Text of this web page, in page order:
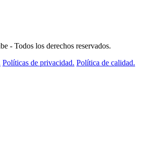
- Todos los derechos reservados.
Políticas de privacidad. Política de calidad.